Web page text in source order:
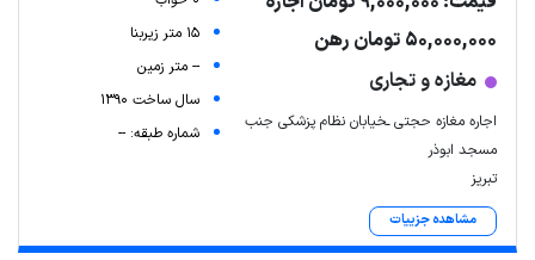
ariamarz.com
50,000,000 تومان رهن
مغازه و تجاری
اجاره مغازه حجتی ـخیابان نظام پزشکی جنب
مسجد ابوذر
تبریز
مشاهده جزییات
15 متر زیربنا
-- متر زمین
سال ساخت 1390
شماره طبقه: --